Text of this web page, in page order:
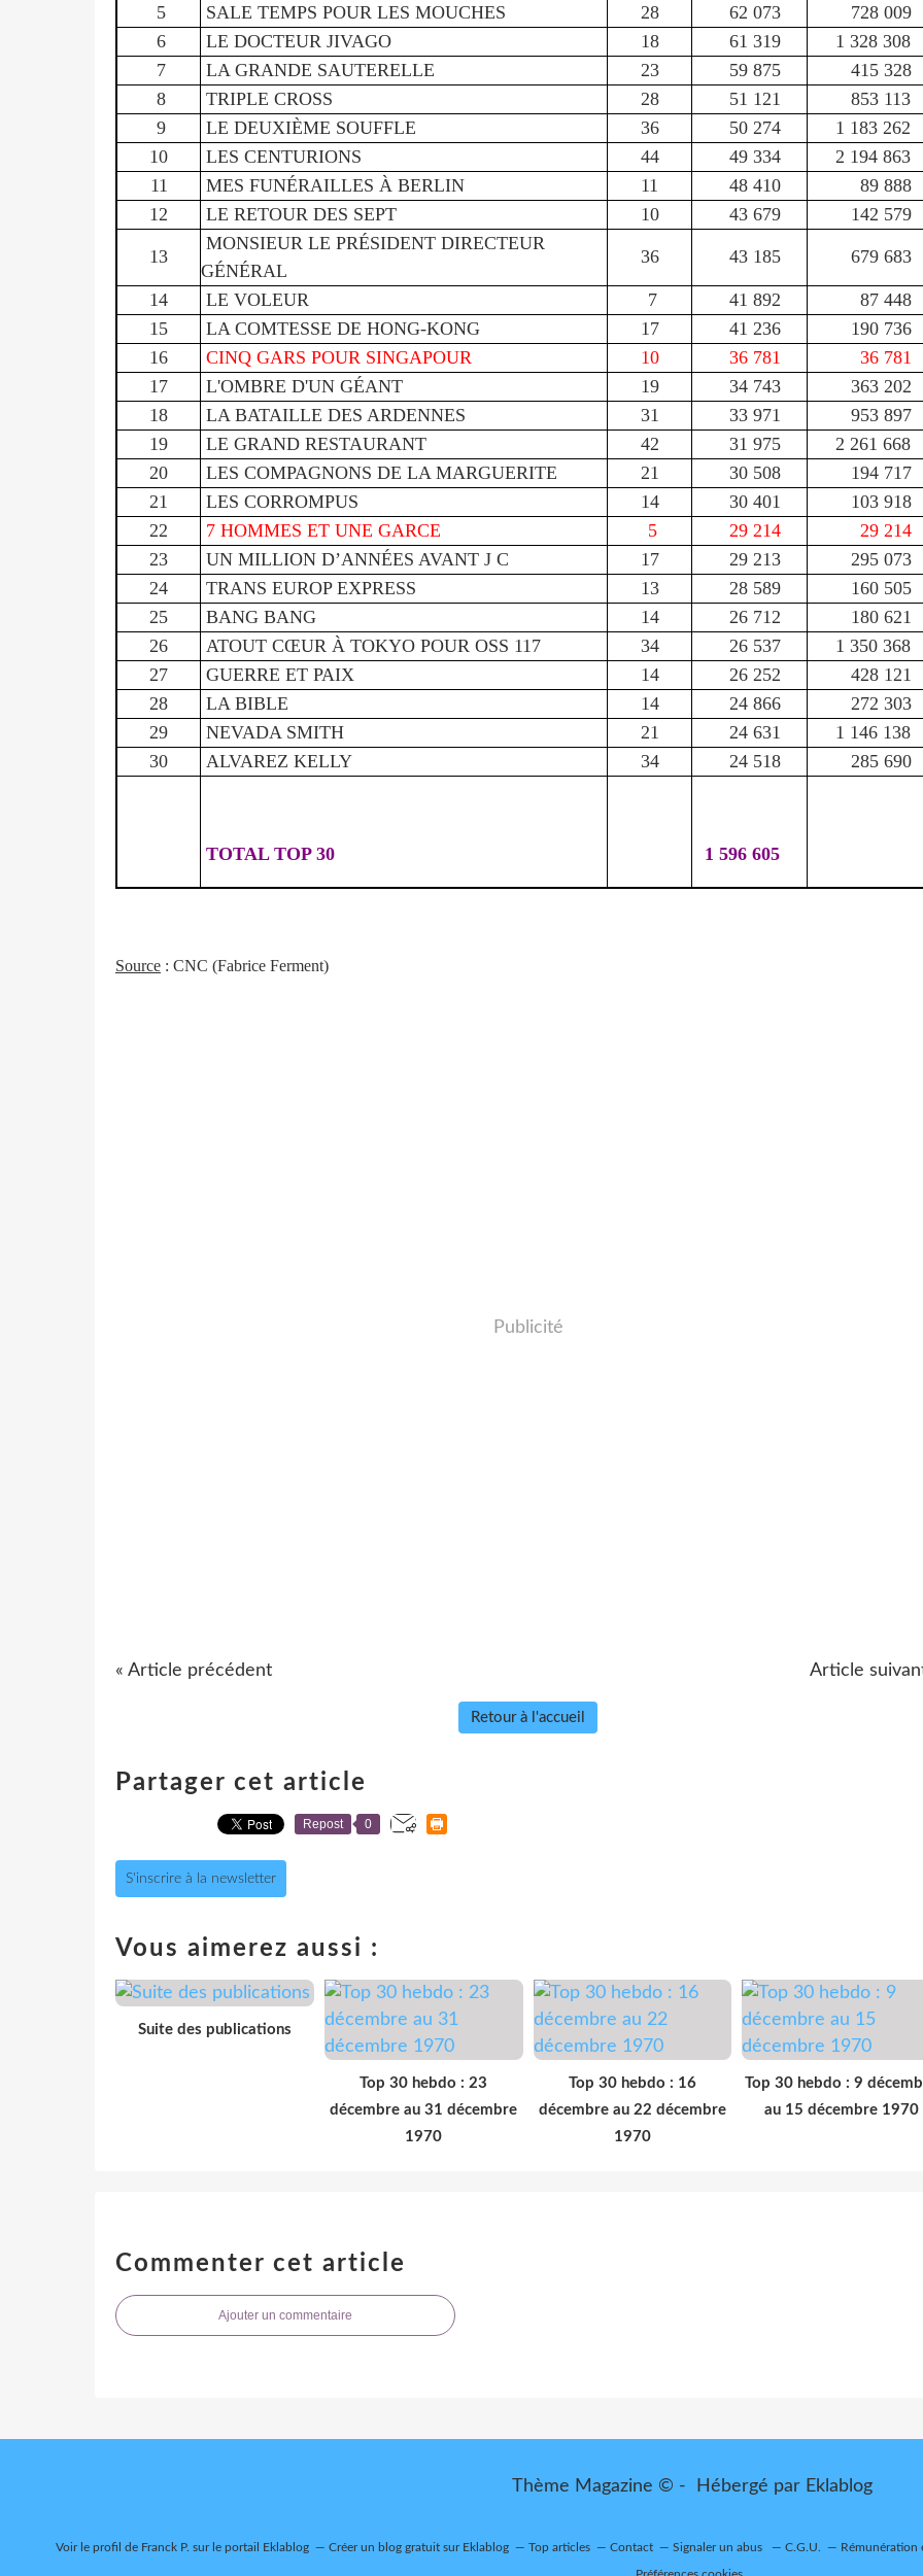
5
SALE TEMPS POUR LES MOUCHES 28 62 073
728 009
6
LE DOCTEUR JIVAGO 18 61 319
1 328 308
7
LA GRANDE SAUTERELLE 23 59 875
415 328
8
TRIPLE CROSS 28 51 121
853 113
9
LE DEUXIÈME SOUFFLE 36 50 274
1 183 262
10
LES CENTURIONS 44 49 334
2 194 863
11
MES FUNÉRAILLES À BERLIN 11 48 410
89 888
12
LE RETOUR DES SEPT 10 43 679 142 579
13
MONSIEUR LE PRÉSIDENT DIRECTEUR
GÉNÉRAL
36 43 185 679 683
14 LE VOLEUR 7 41 892
87 448
15
LA COMTESSE DE HONG-KONG 17 41 236
190 736
16
CINQ GARS POUR SINGAPOUR 10 36 781
36 781
17
L'OMBRE D'UN GÉANT 19 34 743
363 202
18
LA BATAILLE DES ARDENNES 31 33 971
953 897
19
LE GRAND RESTAURANT 42 31 975
2 261 668
20
LES COMPAGNONS DE LA MARGUERITE 21 30 508
194 717
21
LES CORROMPUS 14 30 401
103 918
22
7 HOMMES ET UNE GARCE 5 29 214
29 214
23
UN MILLION D’ANNÉES AVANT J C 17 29 213
295 073
24
TRANS EUROP EXPRESS 13 28 589
160 505
25
BANG BANG 14 26 712
180 621
26
ATOUT CŒUR À TOKYO POUR OSS 117 34 26 537
1 350 368
27
GUERRE ET PAIX 14 26 252
428 121
28
LA BIBLE 14 24 866
272 303
29
NEVADA SMITH 21 24 631
1 146 138
30
ALVAREZ KELLY 34 24 518 285 690
TOTAL TOP 30 1 596 605
Source : CNC (Fabrice Ferment)
Publicité
« Article précédent Article
Retour à l'accueil
Partager cet article
Repost 0
S'inscrire à la newsletter
Vous aimerez aussi :
Suite des publications
Top 30 hebdo : 23
décembre au 31 décembre
1970
Top 30 hebdo : 16
décembre au 22 décembre
1970
Top 30 hebdo : 9
au 15 décembre 1970
Commenter cet article
Ajouter un commentaire
Thème Magazine © - Hébergé par Eklablog
Voir le profil de Franck P. sur le portail Eklablog Créer un blog gratuit sur Eklablog Top articles Contact Signaler un abus C.G.U. Rémunération